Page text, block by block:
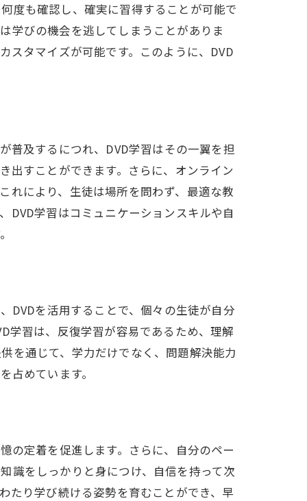
度も確認し、確実に習得することが可能で
学びの機会を逃してしまうことがありま
スタマイズが可能です。このように、DVD
普及するにつれ、DVD学習はその一翼を担
出すことができます。さらに、オンライン
れにより、生徒は場所を問わず、最適な教
DVD学習はコミュニケーションスキルや自
DVDを活用することで、個々の生徒が自分
学習は、反復学習が容易であるため、理解
を通じて、学力だけでなく、問題解決能力
占めています。
の定着を促進します。さらに、自分のペー
識をしっかりと身につけ、自信を持って次
たり学び続ける姿勢を育むことができ、早